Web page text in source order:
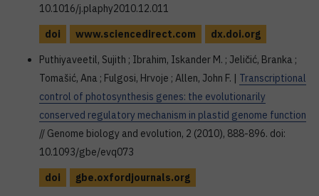
10.1016/j.plaphy2010.12.011
doi
www.sciencedirect.com
dx.doi.org
Puthiyaveetil, Sujith ; Ibrahim, Iskander M. ; Jeličić, Branka ;
Tomašić, Ana ; Fulgosi, Hrvoje ; Allen, John F. | Transcriptional
control of photosynthesis genes: the evolutionarily
conserved regulatory mechanism in plastid genome function
// Genome biology and evolution, 2 (2010), 888-896. doi:
10.1093/gbe/evq073
doi
gbe.oxfordjournals.org